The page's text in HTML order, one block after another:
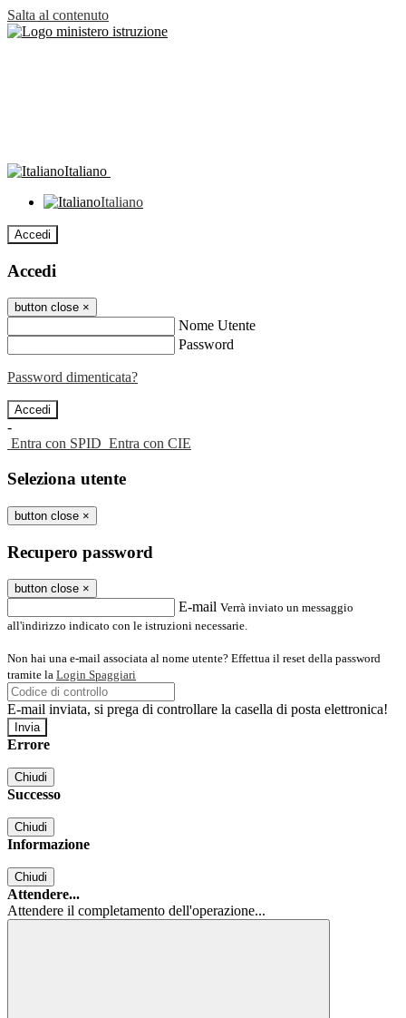
Salta al contenuto
Italiano
Italiano
Accedi
Accedi
button close ×
Nome Utente
Password
Password dimenticata?
-
Entra con SPID Entra con CIE
Seleziona utente
button close ×
Recupero password
button close ×
E-mail Verrà inviato un messaggio
all'indirizzo indicato con le istruzioni necessarie.
Non hai una e-mail associata al nome utente? Effettua il reset della password
tramite la Login Spaggiari
E-mail inviata, si prega di controllare la casella di posta elettronica!
Errore
Chiudi
Successo
Chiudi
Informazione
Chiudi
Attendere...
Attendere il completamento dell'operazione...